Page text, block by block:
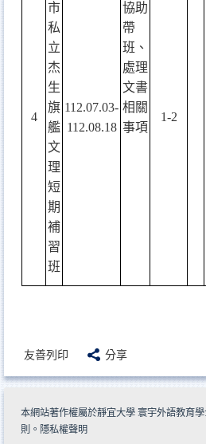
4
市
私
立
杰
生
旗
艦
文
理
短
期
補
習
班
112.07.03-
112.08.18
協助
帶
班、
處理
文書
相關
事項
1-2
友善列印 分享
本網站著作權屬於靜宜大學 寰宇外語教育
則 。 隱私權聲明